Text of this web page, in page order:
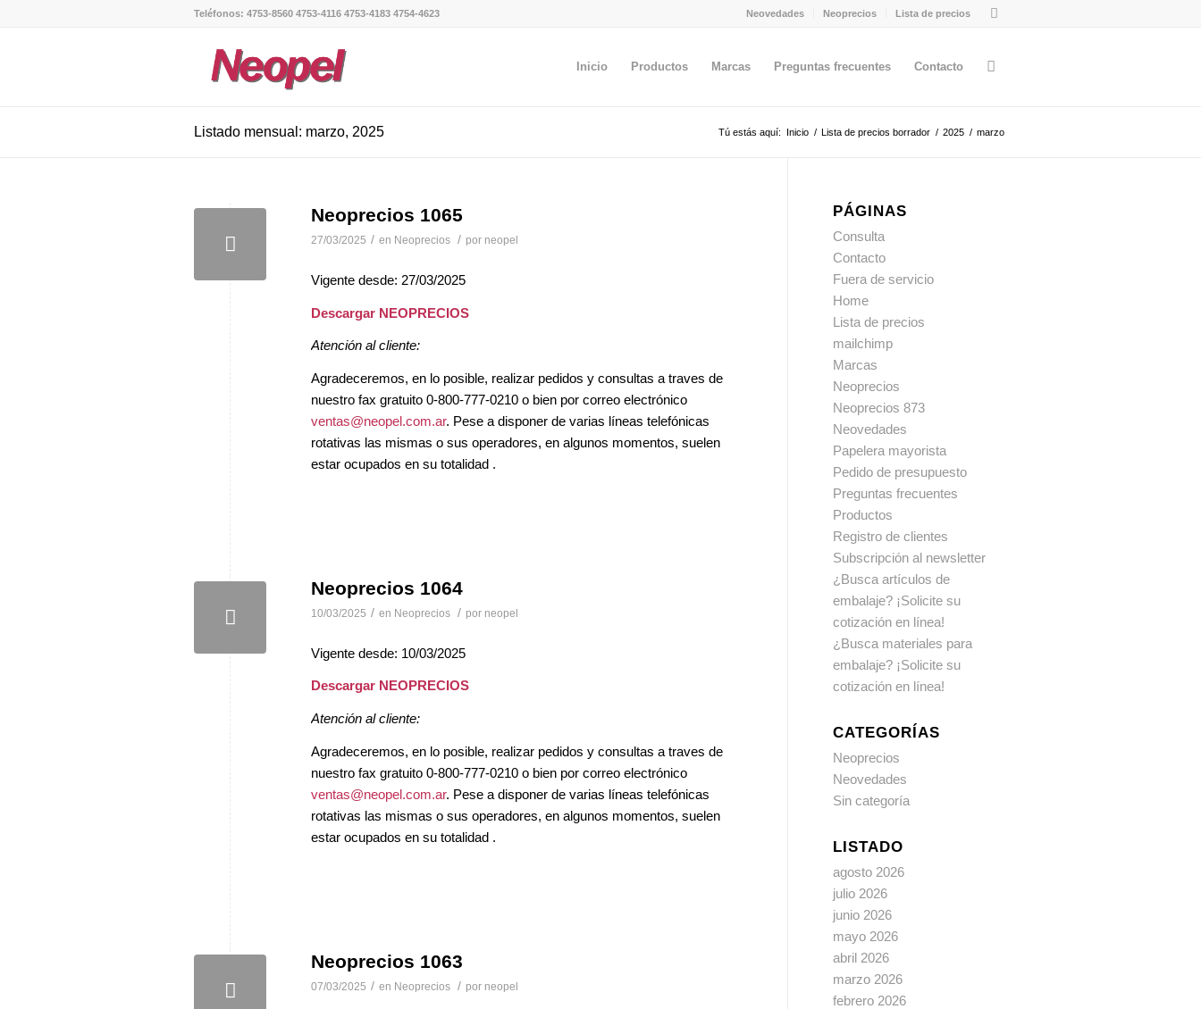
Neovedades Neoprecios Lista de precios
Teléfonos: 4753-8560 4753-4116 4753-4183 4754-4623
Inicio Productos Marcas Preguntas frecuentes Contacto
Listado mensual: marzo, 2025 Tú estás aquí: Inicio / Lista de precios borrador / 2025 / marzo
Neoprecios 1065
27/03/2025 / en Neoprecios / por neopel
Vigente desde: 27/03/2025
Descargar NEOPRECIOS
Atención al cliente:
Agradeceremos, en lo posible, realizar pedidos y consultas a traves de
nuestro fax gratuito 0-800-777-0210 o bien por correo electrónico
ventas@neopel.com.ar. Pese a disponer de varias líneas telefónicas
rotativas las mismas o sus operadores, en algunos momentos, suelen
estar ocupados en su totalidad .
Neoprecios 1064
10/03/2025 / en Neoprecios / por neopel
Vigente desde: 10/03/2025
Descargar NEOPRECIOS
Atención al cliente:
Agradeceremos, en lo posible, realizar pedidos y consultas a traves de
nuestro fax gratuito 0-800-777-0210 o bien por correo electrónico
ventas@neopel.com.ar. Pese a disponer de varias líneas telefónicas
rotativas las mismas o sus operadores, en algunos momentos, suelen
estar ocupados en su totalidad .
Neoprecios 1063
07/03/2025 / en Neoprecios / por neopel
PÁGINAS
Consulta
Contacto
Fuera de servicio
Home
Lista de precios
mailchimp
Marcas
Neoprecios
Neoprecios 873
Neovedades
Papelera mayorista
Pedido de presupuesto
Preguntas frecuentes
Productos
Registro de clientes
Subscripción al newsletter
¿Busca artículos de
embalaje? ¡Solicite su
cotización en línea!
¿Busca materiales para
embalaje? ¡Solicite su
cotización en línea!
CATEGORÍAS
Neoprecios
Neovedades
Sin categoría
LISTADO
agosto 2026
julio 2026
junio 2026
mayo 2026
abril 2026
marzo 2026
febrero 2026